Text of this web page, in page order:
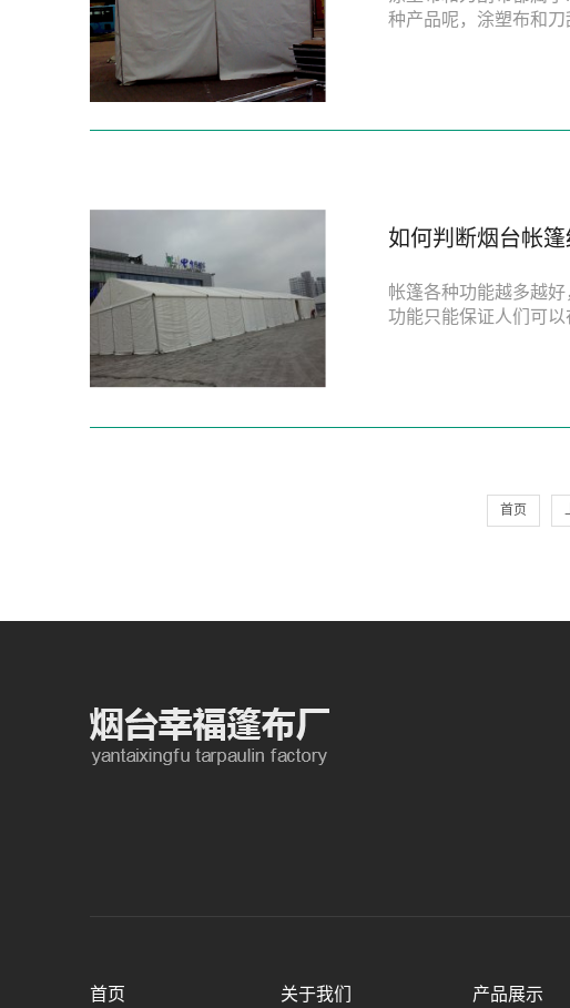
种产品呢，涂塑布和刀
如何判断烟台帐篷
帐篷各种功能越多越
功能只能保证人们可以
首页
首页 关于我们 产品展示